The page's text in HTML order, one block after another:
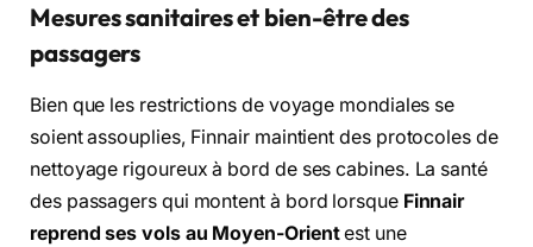
Mesures sanitaires et bien-être des
passagers
Bien que les restrictions de voyage mondiales se
soient assouplies, Finnair maintient des protocoles de
nettoyage rigoureux à bord de ses cabines. La santé
des passagers qui montent à bord lorsque Finnair
reprend ses vols au Moyen-Orientest une